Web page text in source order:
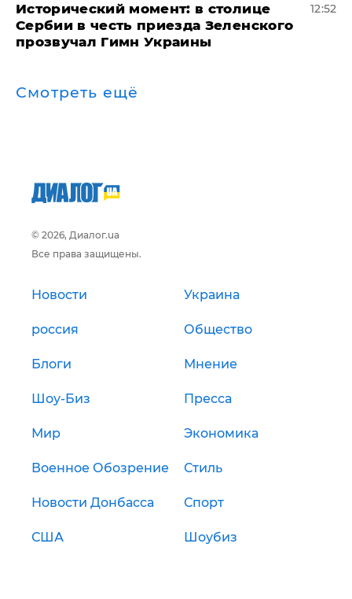
Исторический момент: в столице
Сербии в честь приезда Зеленского
прозвучал Гимн Украины
12:52
Смотреть ещё
© 2026, Диалог.ua
Все права защищены.
Новости Украина
россия Общество
Блоги Мнение
Шоу-Биз Пресса
Мир Экономика
Военное Обозрение Стиль
Новости Донбасса Спорт
США Шоубиз